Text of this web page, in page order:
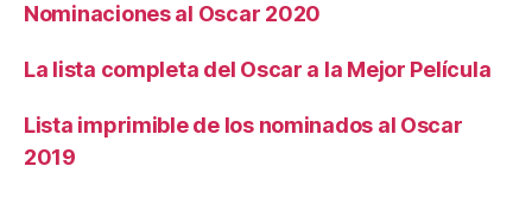
Nominaciones al Oscar 2020
La lista completa del Oscar a la Mejor Película
Lista imprimible de los nominados al Oscar
2019